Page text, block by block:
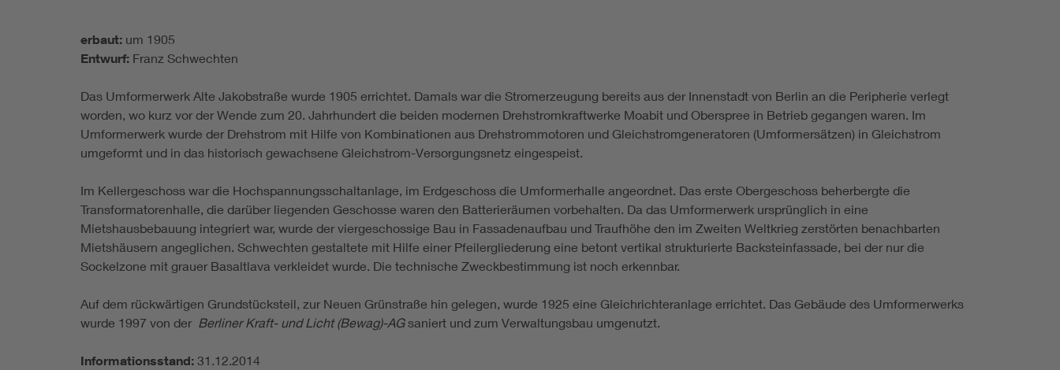
erbaut: um 1905
Entwurf: Franz Schwechten
Das Umformerwerk Alte Jakobstraße wurde 1905 errichtet. Damals war die Stromerzeugung bereits aus der Innenstadt von Berlin an die Peripherie verlegt
worden, wo kurz vor der Wende zum 20. Jahrhundert die beiden modernen Drehstromkraftwerke Moabit und Oberspree in Betrieb gegangen waren. Im
Umformerwerk wurde der Drehstrom mit Hilfe von Kombinationen aus Drehstrommotoren und Gleichstromgeneratoren (Umformersätzen) in Gleichstrom
umgeformt und in das historisch gewachsene Gleichstrom-Versorgungsnetz eingespeist.
Im Kellergeschoss war die Hochspannungsschaltanlage, im Erdgeschoss die Umformerhalle angeordnet. Das erste Obergeschoss beherbergte die
Transformatorenhalle, die darüber liegenden Geschosse waren den Batterieräumen vorbehalten. Da das Umformerwerk ursprünglich in eine
Mietshausbebauung integriert war, wurde der viergeschossige Bau in Fassadenaufbau und Traufhöhe den im Zweiten Weltkrieg zerstörten benachbarten
Mietshäusern angeglichen. Schwechten gestaltete mit Hilfe einer Pfeilergliederung eine betont vertikal strukturierte Backsteinfassade, bei der nur die
Sockelzone mit grauer Basaltlava verkleidet wurde. Die technische Zweckbestimmung ist noch erkennbar.
Auf dem rückwärtigen Grundstücksteil, zur Neuen Grünstraße hin gelegen, wurde 1925 eine Gleichrichteranlage errichtet. Das Gebäude des Umformerwerks
wurde 1997 von der Berliner Kraft- und Licht (Bewag)-AGsaniert und zum Verwaltungsbau umgenutzt.
Informationsstand: 31.12.2014